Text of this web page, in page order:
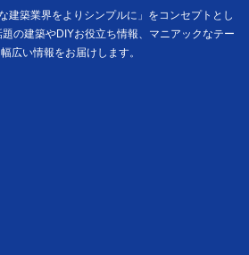
建築業界をよりシンプルに」をコンセプトとし
の建築やDIYお役立ち情報、マニアックなテー
広い情報をお届けします。